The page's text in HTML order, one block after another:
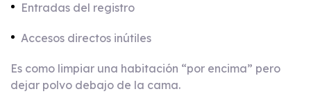
Entradas del registro
Accesos directos inútiles
Es como limpiar una habitación “por encima” pero
dejar polvo debajo de la cama.